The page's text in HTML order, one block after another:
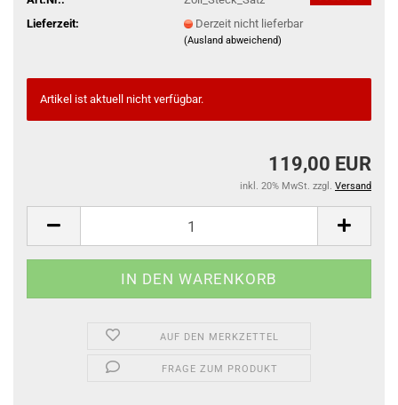
Lieferzeit:
Derzeit nicht lieferbar
(Ausland abweichend)
Artikel ist aktuell nicht verfügbar.
119,00 EUR
inkl. 20% MwSt. zzgl. Versand
AUF DEN MERKZETTEL
FRAGE ZUM PRODUKT